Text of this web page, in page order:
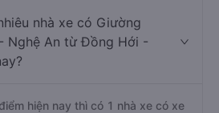
nhà xe có Giường
Nghệ An từ Đồng Hới -
hiện nay thì có 1 nhà xe có xe